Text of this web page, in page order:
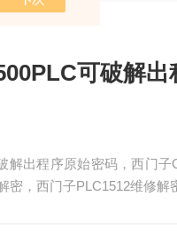
可破解
解出程序原始密码，西门
密，西门子PLC1512维修解